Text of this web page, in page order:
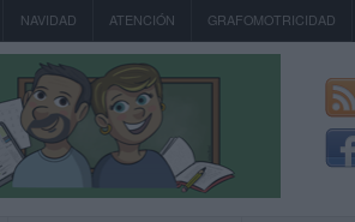
NAVIDAD ATENCIÓN GRAFOMOTRICIDAD